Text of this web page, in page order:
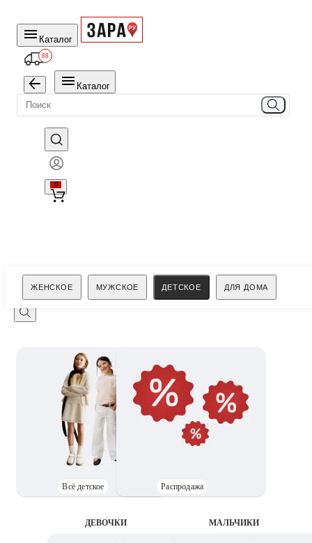
Каталог
88
Каталог
0
ЖЕНСКОЕ МУЖСКОЕ ДЕТСКОЕ ДЛЯ ДОМА
Поиск
Всё детское Распродажа
ДЕВОЧКИ MАЛЬЧИКИ